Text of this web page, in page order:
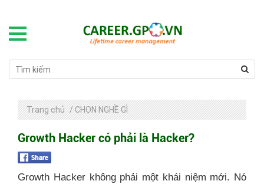
Trang chủ / CHỌN NGHỀ GÌ
Growth Hacker có phải là Hacker?
Growth Hacker không phải một khái niệm mới. Nó